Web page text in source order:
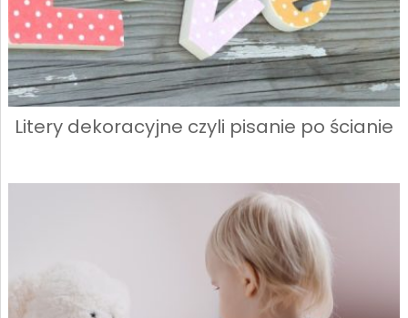
Litery dekoracyjne czyli pisanie po ścianie